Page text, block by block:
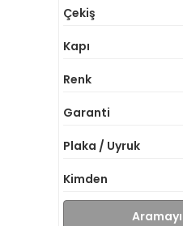
Çekiş
Kapı
Renk
Garanti
Plaka / Uyruk
Kimden